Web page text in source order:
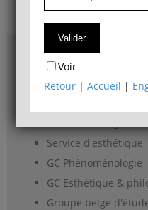
Accès & plans
Bibliothèque du
Service d'esthétique
GC Phénoménologie
GC Esthétique &
Groupe belge
Voir
Retour |Accueil |